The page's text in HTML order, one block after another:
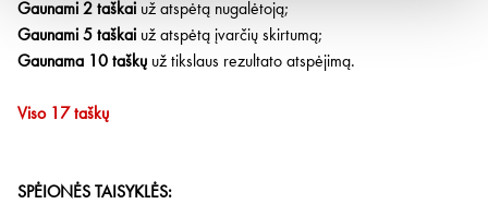
Gaunami 2 taškai už atspėtą nugalėtoją;
Gaunami 5 taškai už atspėtą įvarčių skirtumą;
Gaunama 10 taškų už tikslaus rezultato atspėjimą.
Viso 17 taškų
SPĖIONĖS TAISYKLĖS: